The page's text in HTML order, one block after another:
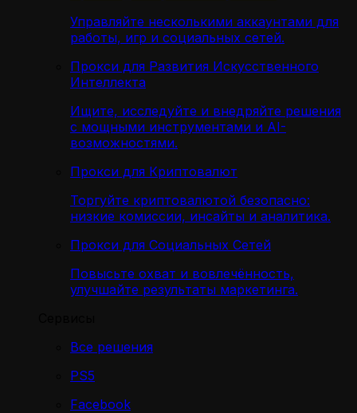
Управляйте несколькими аккаунтами для
работы, игр и социальных сетей.
Прокси для Развития Искусственного
Интеллекта
Ищите, исследуйте и внедряйте решения
с мощными инструментами и AI-
возможностями.
Прокси для Криптовалют
Торгуйте криптовалютой безопасно:
низкие комиссии, инсайты и аналитика.
Прокси для Социальных Сетей
Повысьте охват и вовлечённость,
улучшайте результаты маркетинга.
Все решения
PS5
Facebook